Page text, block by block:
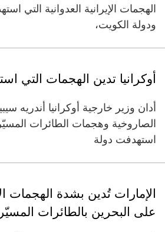
الهجمات الإيرانية العدوانية التي
ودولة الكويت،
أوكرانيا تدين الهجمات التي
أدان وزير خارجية أوكرانيا أندريه
الصاروخية وهجمات الطائرات
استهدفت دولة
الإمارات تُدين بشدة الهجمات
على البحرين بالطائرات